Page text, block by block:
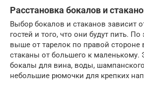
Расстановка бокалов и
Выбор бокалов и стаканов зависит
гостей и того, что они будут пить. По
выше от тарелок по правой стороне
стаканы от большего к маленькому.
бокалы для вина, воды,
небольшие рюмочки для крепких